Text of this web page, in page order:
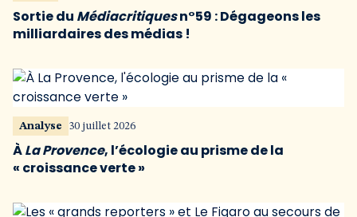
Sortie du Médiacritiquesn°59 : Dégageons les
milliardaires des médias !
Analyse 30 juillet 2026
ÀLa Provence, l’écologie au prisme de la
« croissance verte »